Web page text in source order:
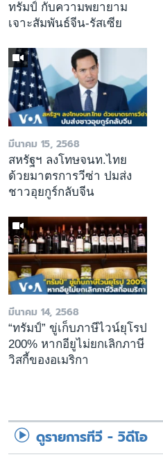
ทรัมป์ กับความพยายาม
เจาะสัมพันธ์จีน-รัสเซีย
มีนาคม 15, 2568
สหรัฐฯ ลงโทษจนท.ไทย
ด้วยมาตรการวีซ่า ปมส่ง
ชาวอุยกูร์กลับจีน
มีนาคม 14, 2568
“ทรัมป์” ขู่เก็บภาษีไวน์ยุโรป
200% หากอียูไม่ยกเลิกภาษี
วิสกี้ของอเมริกา
ดูรายการทีวี - วิดีโอ